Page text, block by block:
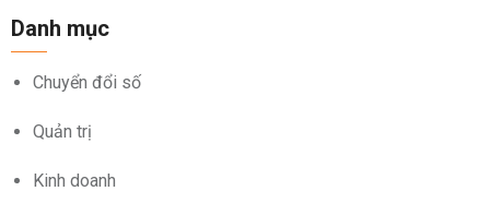
Danh mục
Chuyển đổi số
Quản trị
Kinh doanh